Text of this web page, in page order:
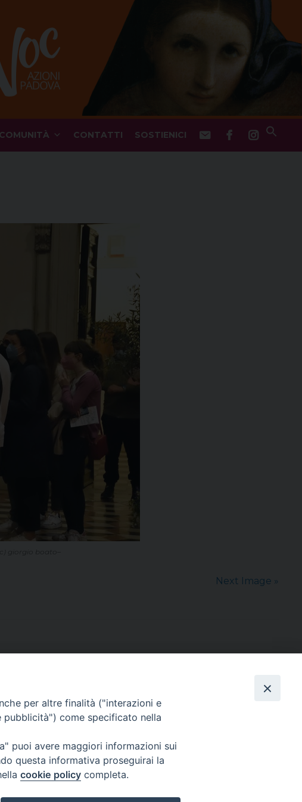
CONTATTI SOSTIENICI
Next Image »
via Valmarana, 20 – 35133 Padova
instagram:
@casasantandreapadova
e mail:
casasantandreapadova@gmail.
per altre finalità ("interazioni e
come specificato nella
puoi avere maggiori informazioni sui
questa informativa proseguirai la
cookie policy completa.